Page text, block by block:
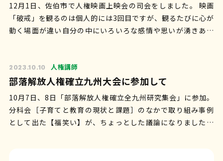
12月1日、佐伯市で人権映画上映会の司会をしました。 映画
「破戒」を観るのは個人的には3回目ですが、観るたびに心が
動く場面が違い自分の中にいろいろな感情や思いが湧きあが
2023.10.10 人権講師
部落解放人権確立九州大会に参加して
10月7日、8日「部落解放人権確立全九州研究集会」に参加。
分科会［子育てと教育の現状と課題］のなかで取り組み事例
として出た【福笑い】が、ちょっとした議論になりました。